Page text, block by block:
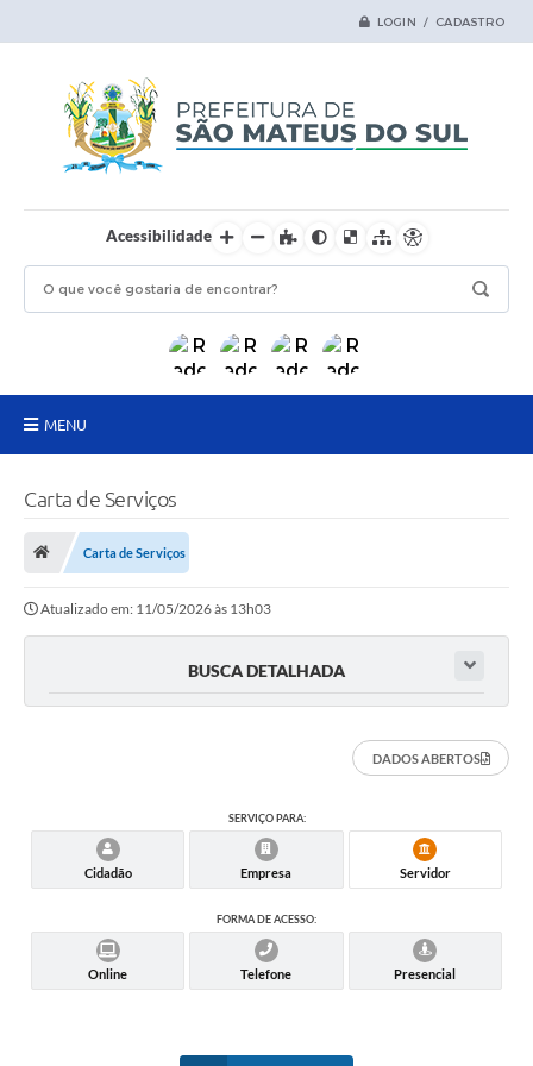
LOGIN / CADASTRO
Acessibilidade
MENU
A Cidade
Transparência
PSS Unificado 2025
INOVA_SÃO MATEUS DO SUL
Carta de Serviços
Carta de Serviços
Atualizado em: 11/05/2026 às 13h03
BUSCA DETALHADA
DADOS ABERTOS
SERVIÇO PARA:
Cidadão Empresa Servidor
FORMA DE ACESSO:
Online Telefone Presencial